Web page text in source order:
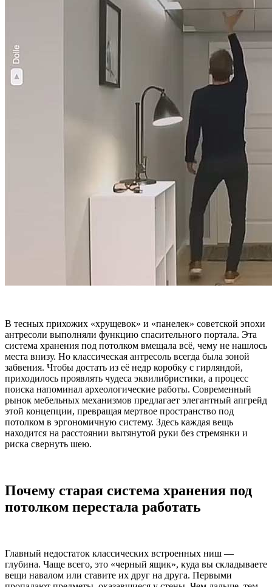
В тесных прихожих «хрущевок» и «панелек» советской эпохи
антресоли выполняли функцию спасительного портала. Эта
система хранения под потолком вмещала всё, чему не нашлось
места внизу. Но классическая антресоль всегда была зоной
забвения. Чтобы достать из её недр коробку с гирляндой,
приходилось проявлять чудеса эквилибристики, а процесс
поиска напоминал археологические работы. Современный
рынок мебельных механизмов предлагает элегантный апгрейд
этой концепции, превращая мертвое пространство под
потолком в эргономичную систему. Здесь каждая вещь
находится на расстоянии вытянутой руки без стремянки и
риска свернуть шею.
Почему старая система хранения под
потолком перестала работать
Главный недостаток классических встроенных ниш —
глубина. Чаще всего, это «черный ящик», куда вы складываете
вещи навалом или ставите их друг на друга. Первыми